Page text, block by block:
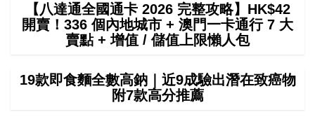
【八達通全國通卡 2026 完整攻略】HK$42
開賣！336 個內地城市 + 澳門一卡通行 7 大
賣點 + 增值 / 儲值上限懶人包
19款即食麵全數高鈉｜近9成驗出潛在致癌物
附7款高分推薦